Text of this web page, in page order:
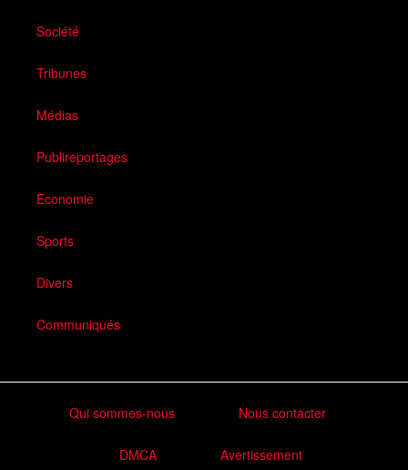
Société
Tribunes
Médias
Publireportages
Economie
Sports
Divers
Communiqués
Qui sommes-nous Nous contacter
DMCA Avertissement